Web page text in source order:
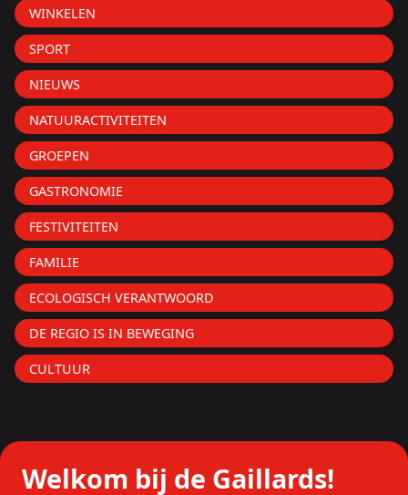
WINKELEN
SPORT
NIEUWS
NATUURACTIVITEITEN
GROEPEN
GASTRONOMIE
FESTIVITEITEN
FAMILIE
ECOLOGISCH VERANTWOORD
DE REGIO IS IN BEWEGING
CULTUUR
Welkom bij de Gaillards!